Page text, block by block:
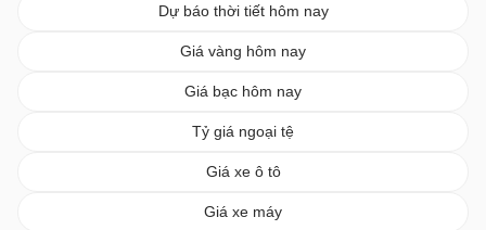
Dự báo thời tiết hôm nay
Giá vàng hôm nay
Giá bạc hôm nay
Tỷ giá ngoại tệ
Giá xe ô tô
Giá xe máy